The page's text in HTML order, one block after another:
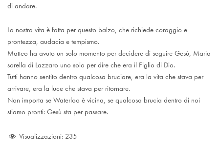
di andare.
La nostra vita è fatta per questo balzo, che richiede coraggio e
prontezza, audacia e tempismo.
Matteo ha avuto un solo momento per decidere di seguire Gesù, Maria
sorella di Lazzaro uno solo per dire che era il Figlio di Dio.
Tutti hanno sentito dentro qualcosa bruciare, era la vita che stava per
arrivare, era la luce che stava per ritornare.
Non importa se Waterloo è vicina, se qualcosa brucia dentro di noi
stiamo pronti: Gesù sta per passare.
Visualizzazioni: 235